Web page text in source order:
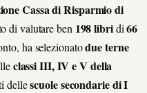
Cassa di Risparmio di
di valutare ben 198 libridi66
ha selezionatodue terne
classi III, IV e V della
dellescuole secondarie di I